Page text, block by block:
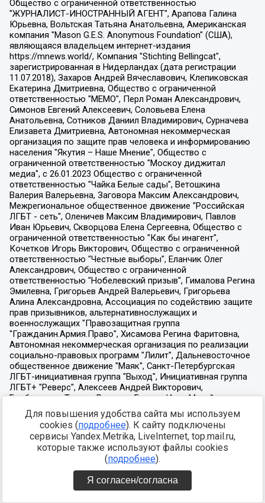
Для повышения удобства сайта мы используем
cookies (подробнее). К сайту подключены
сервисы Yandex.Metrika, LiveInternet, top.mail.ru,
которые также используют файлы cookies
(подробнее).
Я согласен/согласна